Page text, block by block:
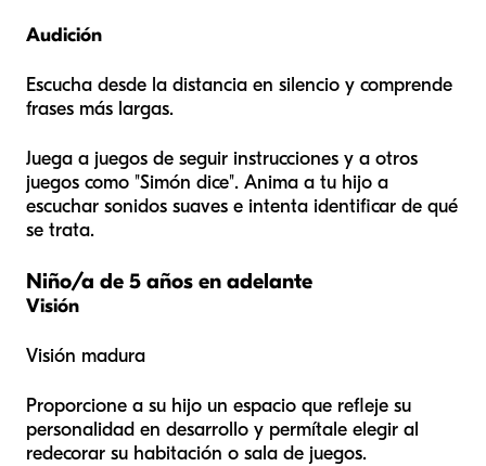
Audición
Escucha desde la distancia en silencio y comprende
frases más largas.
Juega a juegos de seguir instrucciones y a otros
juegos como "Simón dice". Anima a tu hijo a
escuchar sonidos suaves e intenta identificar de qué
se trata.
Niño/a de 5 años en adelante
Visión
Visión madura
Proporcione a su hijo un espacio que refleje su
personalidad en desarrollo y permítale elegir al
redecorar su habitación o sala de juegos.